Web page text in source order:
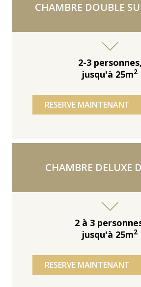
CHAMBRE DOUBLE
2-3 personnes,
jusqu'à 25m2
RESERVE MAINTENANT
CHAMBRE DELUXE
2 à 3
jusqu'à 25m2
RESERVE MAINTENANT